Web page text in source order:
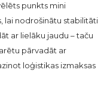
punkts mini
lai nodrošinātu stabilitāti
ar lielāku jaudu – taču
pārvadāt ar
loģistikas izmaksas